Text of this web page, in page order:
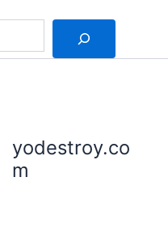
yodestroy.co
m